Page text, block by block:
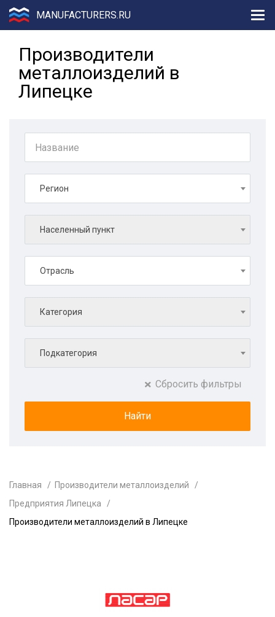
MANUFACTURERS.RU
Производители
металлоизделий в
Липецке
Регион
Населенный пункт
Отрасль
Категория
Подкатегория
Сбросить фильтры
Главная
Производители металлоизделий
Предприятия Липецка
Производители металлоизделий в Липецке